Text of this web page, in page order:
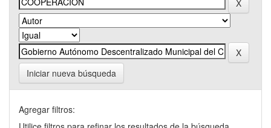
Iniciar nueva búsqueda
Agregar filtros: